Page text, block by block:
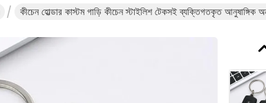
কীচেন হোল্ডার কাস্টম গাড়ি কীচেন স্টাইলিশ টেকসই ব্যক্তিগতকৃত